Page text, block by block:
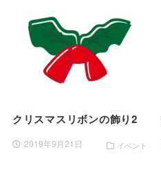
クリスマスリボンの飾り2
2019年9月21日 イベント